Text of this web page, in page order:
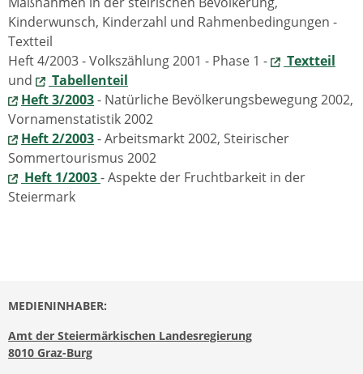
Kinderwunsch, Kinderzahl und Rahmenbedingungen -
Textteil
Heft 4/2003 - Volkszählung 2001 - Phase 1 -
Textteil
und
Tabellenteil
Heft 3/2003- Natürliche Bevölkerungsbewegung 2002,
Vornamenstatistik 2002
Heft 2/2003- Arbeitsmarkt 2002, Steirischer
Sommertourismus 2002
Heft 1/2003- Aspekte der Fruchtbarkeit in der
Steiermark
MEDIENINHABER:
Amt der Steiermärkischen Landesregierung
8010 Graz-Burg